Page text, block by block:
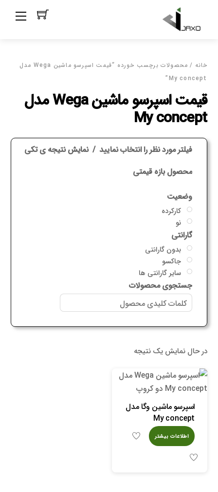
content
خانه / محصولات برچسب خورده “قیمت اسپرسو ماشین Wega مدل
My concept”
قیمت اسپرسو ماشین Wega مدل
My concept
فیلتر مورد نظر را انتخاب نمایید نمایش نتیجه ی تکی
محصول بازه قیمتی
وضعیت
کارکرده
نو
گارانتی
بدون گارانتی
جاکسو
سایر گارانتی ها
جستجوی محصولات
در حال نمایش یک نتیجه
اسپرسو ماشین وگا مدل
My concept
اطلاعات بیشتر